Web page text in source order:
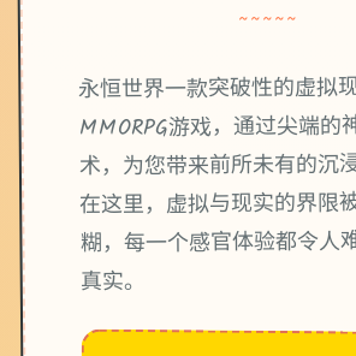
~~~~~
永恒世界一款突破性的虚拟
MMORPG游戏，通过尖端的
术，为您带来前所未有的沉
在这里，虚拟与现实的界限
糊，每一个感官体验都令人
真实。